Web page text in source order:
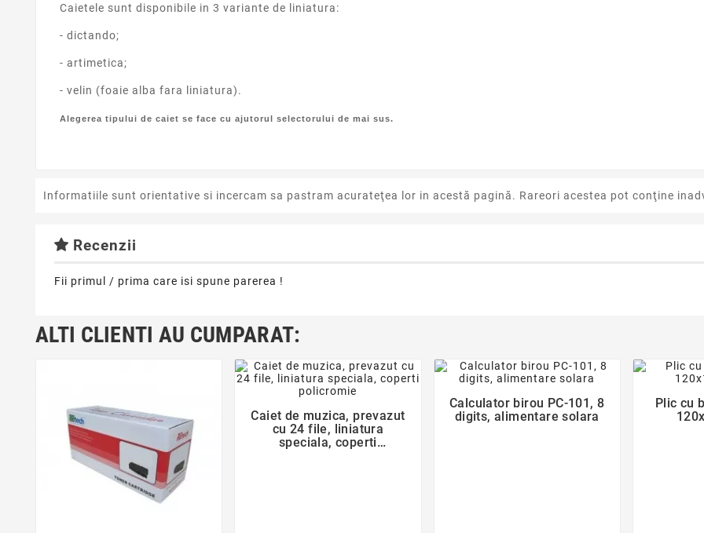
Caietele sunt disponibile in 3 variante de liniatura:
- dictando;
- artimetica;
- velin (foaie alba fara liniatura).
Alegerea tipului de caiet se face cu ajutorul selectorului de mai sus.
Informatiile sunt orientative si incercam sa pastram acurateţea lor in acestă pagină. Rareori acestea pot conţine
Recenzii
Fii primul / prima care isi spune parerea !
ALTI CLIENTI AU CUMPARAT:

favorite_border
Caiet de muzica, prevazut
cu 24 file, liniatura
speciala, coperti

favorite_border
Calculator birou PC-101, 8
digits, alimentare solara
Plic cu